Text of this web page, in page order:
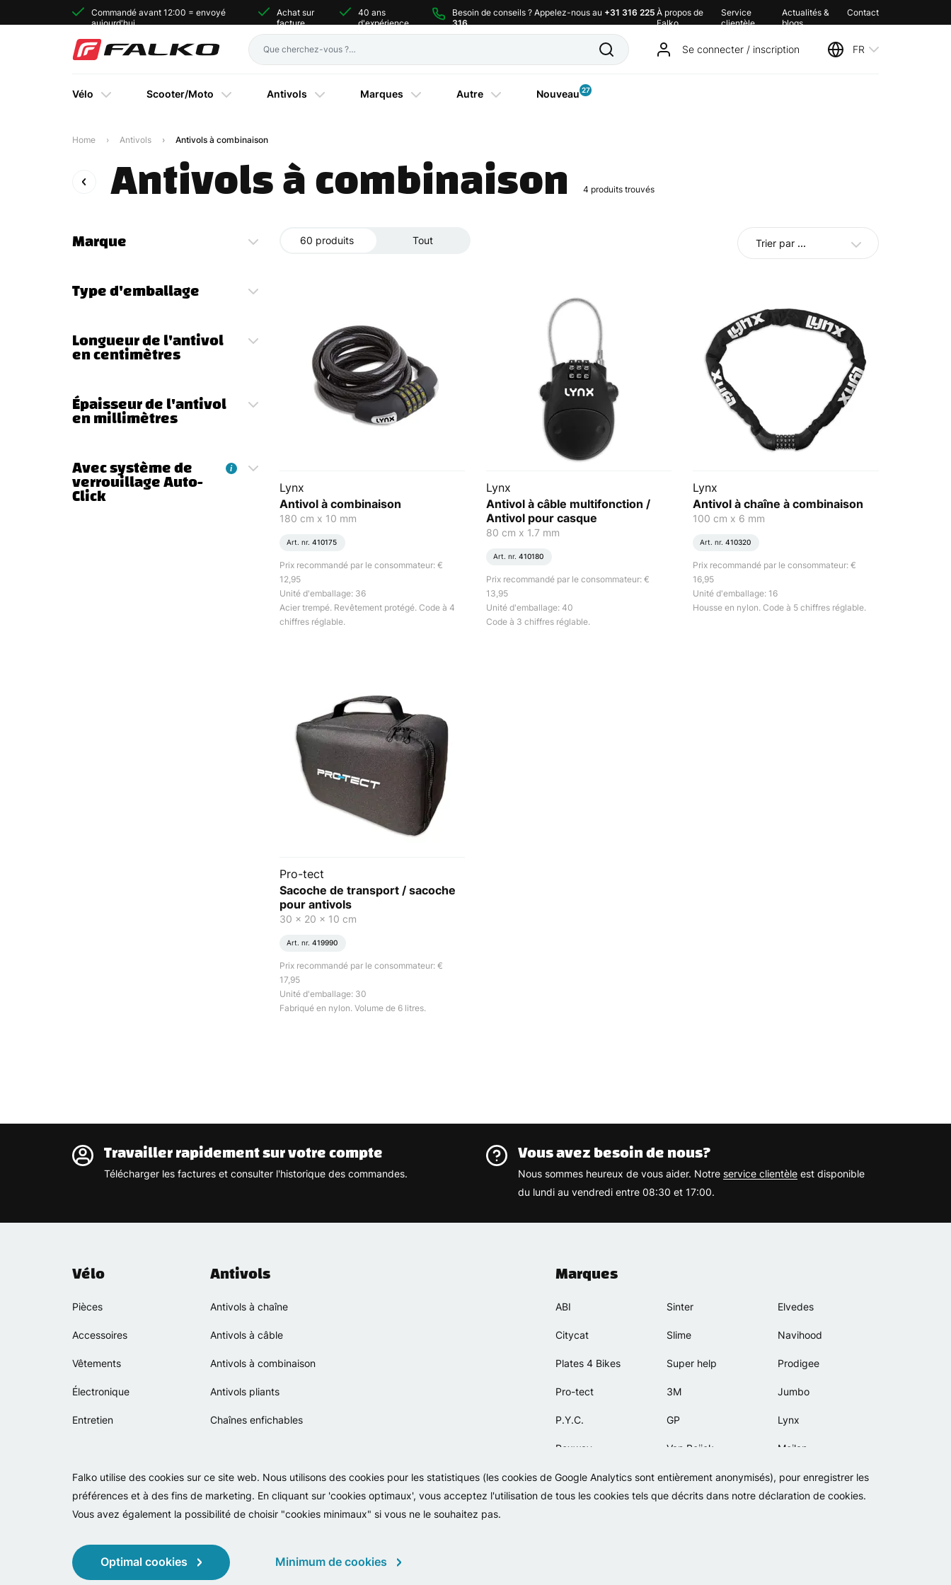
Falko utilise des cookies sur ce site web. Nous utilisons des cookies pour les statistiques (les cookies de Google Analytics sont entièrement anonymisés), pour enregistrer les
préférences et à des fins de marketing. En cliquant sur 'cookies optimaux', vous acceptez l'utilisation de tous les cookies tels que décrits dans notre déclaration de cookies.
Vous avez également la possibilité de choisir "cookies minimaux" si vous ne le souhaitez pas.
Optimal cookies Minimum de cookies
Commandé avant 12:00 = envoyé
aujourd'hui
Achat sur
facture
40 ans
d'expérience
Besoin de conseils ? Appelez-nous au +31 316 225
316
À propos de
Falko
Service
clientèle
Actualités &
blogs
Contact
Se connecter / inscription FR
Vélo Scooter/Moto Antivols Marques Autre Nouveau 27
Home Antivols Antivols à combinaison
Antivols à combinaison 4 produits trouvés
Marque
Type d'emballage
Longueur de l'antivol
en centimètres
Épaisseur de l'antivol
en millimètres
Avec système de
verrouillage Auto-
Click
i
60 produits Tout Trier par ...
Lynx
Antivol à combinaison
180 cm x 10 mm
Art. nr. 410175
Prix recommandé par le consommateur: €
12,95
Unité d'emballage: 36
Acier trempé. Revêtement protégé. Code à 4
chiffres réglable.
Lynx
Antivol à câble multifonction /
Antivol pour casque
80 cm x 1.7 mm
Art. nr. 410180
Prix recommandé par le consommateur: €
13,95
Unité d'emballage: 40
Code à 3 chiffres réglable.
Lynx
Antivol à chaîne à combinaison
100 cm x 6 mm
Art. nr.410320
Prix recommandé par le consommateur: €
16,95
Unité d'emballage: 16
Housse en nylon. Code à 5 chiffres réglable.
Pro-tect
Sacoche de transport / sacoche
pour antivols
30 x 20 x 10 cm
Art. nr. 419990
Prix recommandé par le consommateur: €
17,95
Unité d'emballage: 30
Fabriqué en nylon. Volume de 6 litres.
Travailler rapidement sur votre compte
Télécharger les factures et consulter l'historique des commandes.
Vous avez besoin de nous?
Nous sommes heureux de vous aider. Notre service clientèle est disponible
du lundi au vendredi entre 08:30 et 17:00.
Vélo
Pièces
Accessoires
Vêtements
Électronique
Entretien
Antivols
Antivols à chaîne
Antivols à câble
Antivols à combinaison
Antivols pliants
Chaînes enfichables
Marques
ABI
Citycat
Plates 4 Bikes
Pro-tect
P.Y.C.
Rexway
Selle Orient
Sinter
Slime
Super help
3M
GP
Van Beijck
Bellelli
Elvedes
Navihood
Prodigee
Jumbo
Lynx
Meilan
Motip